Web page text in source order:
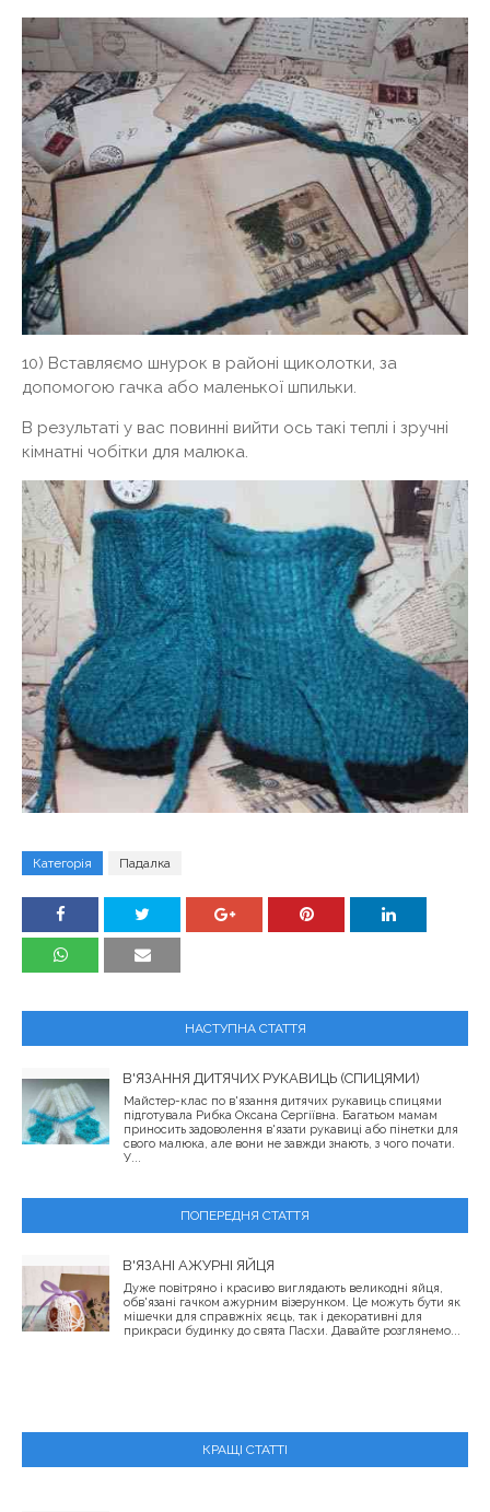
10) Вставляємо шнурок в районі щиколотки, за
допомогою гачка або маленької шпильки.
В результаті у вас повинні вийти ось такі теплі і зручні
кімнатні чобітки для малюка.
Категорія Падалка
НАСТУПНА СТАТТЯ
В'ЯЗАННЯ ДИТЯЧИХ РУКАВИЦЬ (СПИЦЯМИ)
Майстер-клас по в'язання дитячих рукавиць спицями
підготувала Рибка Оксана Сергіївна. Багатьом мамам
приносить задоволення в'язати рукавиці або пінетки для
свого малюка, але вони не завжди знають, з чого почати.
У...
ПОПЕРЕДНЯ СТАТТЯ
В'ЯЗАНІ АЖУРНІ ЯЙЦЯ
Дуже повітряно і красиво виглядають великодні яйця,
обв'язані гачком ажурним візерунком. Це можуть бути як
мішечки для справжніх яєць, так і декоративні для
прикраси будинку до свята Пасхи. Давайте розглянемо...
КРАЩІ СТАТТІ